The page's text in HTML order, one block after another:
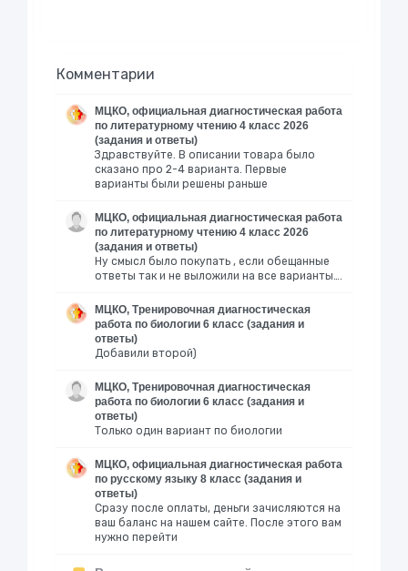
Комментарии
МЦКО, официальная диагностическая работа
по литературному чтению 4 класс 2026
(задания и ответы)
Здравствуйте. В описании товара было
сказано про 2-4 варианта. Первые
варианты были решены раньше
МЦКО, официальная диагностическая работа
по литературному чтению 4 класс 2026
(задания и ответы)
Ну смысл было покупать , если обещанные
ответы так и не выложили на все варианты….
МЦКО, Тренировочная диагностическая
работа по биологии 6 класс (задания и
ответы)
Добавили второй)
МЦКО, Тренировочная диагностическая
работа по биологии 6 класс (задания и
ответы)
Только один вариант по биологии
МЦКО, официальная диагностическая работа
по русскому языку 8 класс (задания и
ответы)
Сразу после оплаты, деньги зачисляются на
ваш баланс на нашем сайте. После этого вам
нужно перейти